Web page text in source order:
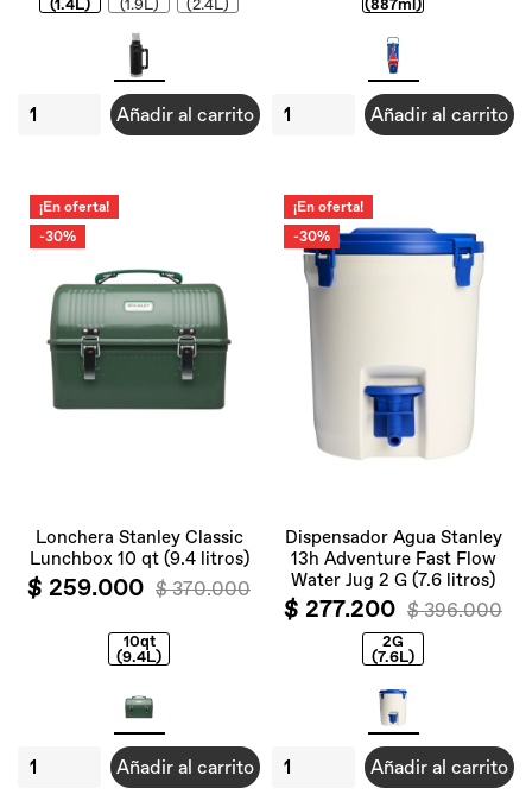
(1.4L)
(1.9L)
(2.4L)
Añadir al carrito
(887ml)
Añadir al carrito
¡En oferta!
-30%
Lonchera Stanley Classic
Lunchbox 10 qt (9.4 litros)
$ 259.000 $ 370.000
10qt
(9.4L)
Añadir al carrito
¡En oferta!
-30%
Dispensador Agua Stanley
13h Adventure Fast Flow
Water Jug 2 G (7.6 litros)
$ 277.200 $ 396.000
2G
(7.6L)
Añadir al carrito